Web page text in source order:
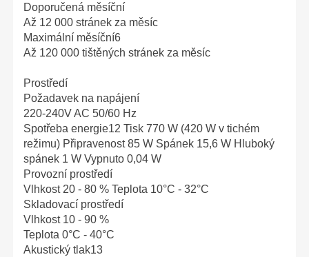
Doporučená měsíční
Až 12 000 stránek za měsíc
Maximální měsíční6
Až 120 000 tištěných stránek za měsíc
Prostředí
Požadavek na napájení
220-240V AC 50/60 Hz
Spotřeba energie12 Tisk 770 W (420 W v tichém
režimu) Připravenost 85 W Spánek 15,6 W Hluboký
spánek 1 W Vypnuto 0,04 W
Provozní prostředí
Vlhkost 20 - 80 % Teplota 10°C - 32°C
Skladovací prostředí
Vlhkost 10 - 90 %
Teplota 0°C - 40°C
Akustický tlak13